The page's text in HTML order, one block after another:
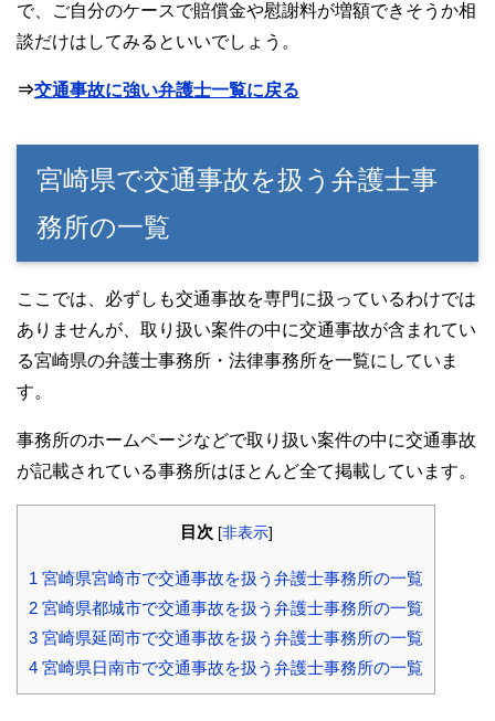
で、ご自分のケースで賠償金や慰謝料が増額できそうか相
談だけはしてみるといいでしょう。
⇒交通事故に強い弁護士一覧に戻る
宮崎県で交通事故を扱う弁護士事
務所の一覧
ここでは、必ずしも交通事故を専門に扱っているわけでは
ありませんが、取り扱い案件の中に交通事故が含まれてい
る宮崎県の弁護士事務所・法律事務所を一覧にしていま
す。
事務所のホームページなどで取り扱い案件の中に交通事故
が記載されている事務所はほとんど全て掲載しています。
目次 [非表示]
1 宮崎県宮崎市で交通事故を扱う弁護士事務所の一覧
2 宮崎県都城市で交通事故を扱う弁護士事務所の一覧
3 宮崎県延岡市で交通事故を扱う弁護士事務所の一覧
4 宮崎県日南市で交通事故を扱う弁護士事務所の一覧